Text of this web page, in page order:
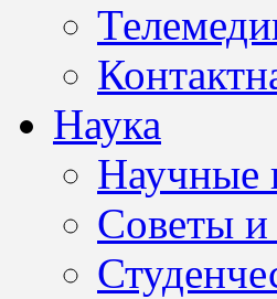
Наука
Научные
Советы и